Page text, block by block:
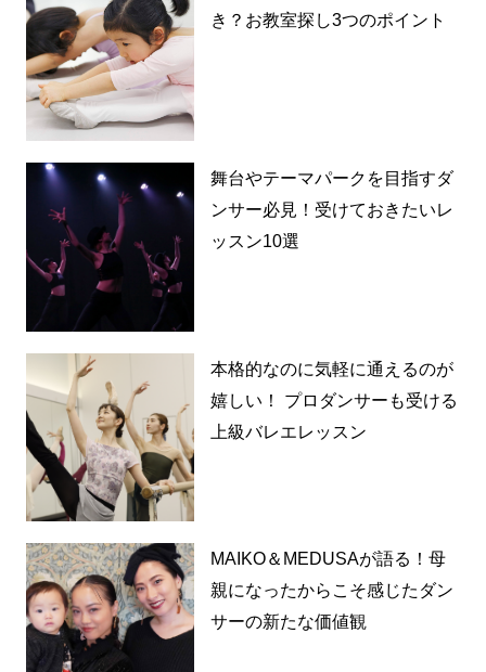
き？お教室探し3つのポイント
舞台やテーマパークを目指すダ
ンサー必見！受けておきたいレ
ッスン10選
本格的なのに気軽に通えるのが
嬉しい！ プロダンサーも受ける
上級バレエレッスン
MAIKO＆MEDUSAが語る！母
親になったからこそ感じたダン
サーの新たな価値観